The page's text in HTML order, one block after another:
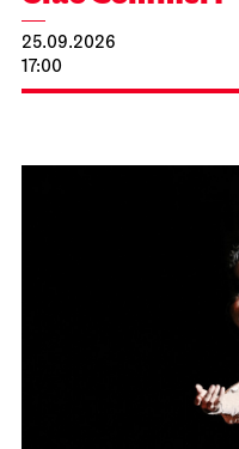
25.09.2026
17:00